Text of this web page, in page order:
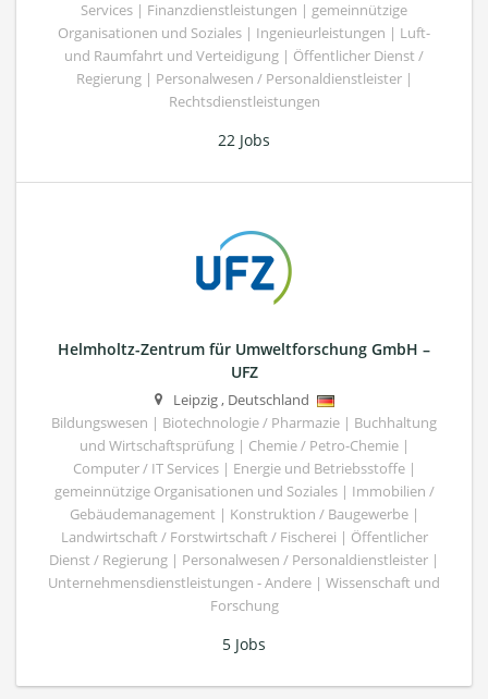
Services | Finanzdienstleistungen | gemeinnützige
Organisationen und Soziales | Ingenieurleistungen | Luft-
und Raumfahrt und Verteidigung | Öffentlicher Dienst /
Regierung | Personalwesen / Personaldienstleister |
Rechtsdienstleistungen
22 Jobs
Helmholtz-Zentrum für Umweltforschung GmbH –
UFZ
Leipzig, Deutschland
Bildungswesen | Biotechnologie / Pharmazie | Buchhaltung
und Wirtschaftsprüfung | Chemie / Petro-Chemie |
Computer / IT Services | Energie und Betriebsstoffe |
gemeinnützige Organisationen und Soziales | Immobilien /
Gebäudemanagement | Konstruktion / Baugewerbe |
Landwirtschaft / Forstwirtschaft / Fischerei | Öffentlicher
Dienst / Regierung | Personalwesen / Personaldienstleister |
Unternehmensdienstleistungen - Andere | Wissenschaft und
Forschung
5 Jobs